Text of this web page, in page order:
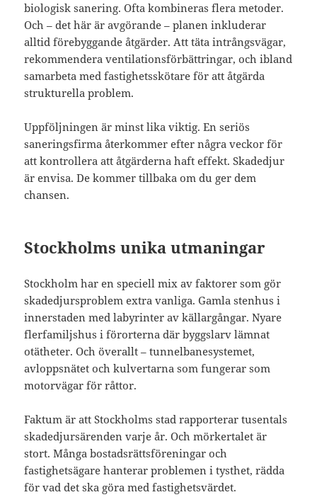
biologisk sanering. Ofta kombineras flera metoder.
Och – det här är avgörande – planen inkluderar
alltid förebyggande åtgärder. Att täta intrångsvägar,
rekommendera ventilationsförbättringar, och ibland
samarbeta med fastighetsskötare för att åtgärda
strukturella problem.
Uppföljningen är minst lika viktig. En seriös
saneringsfirma återkommer efter några veckor för
att kontrollera att åtgärderna haft effekt. Skadedjur
är envisa. De kommer tillbaka om du ger dem
chansen.
Stockholms unika utmaningar
Stockholm har en speciell mix av faktorer som gör
skadedjursproblem extra vanliga. Gamla stenhus i
innerstaden med labyrinter av källargångar. Nyare
flerfamiljshus i förorterna där byggslarv lämnat
otätheter. Och överallt – tunnelbanesystemet,
avloppsnätet och kulvertarna som fungerar som
motorvägar för råttor.
Faktum är att Stockholms stad rapporterar tusentals
skadedjursärenden varje år. Och mörkertalet är
stort. Många bostadsrättsföreningar och
fastighetsägare hanterar problemen i tysthet, rädda
för vad det ska göra med fastighetsvärdet.